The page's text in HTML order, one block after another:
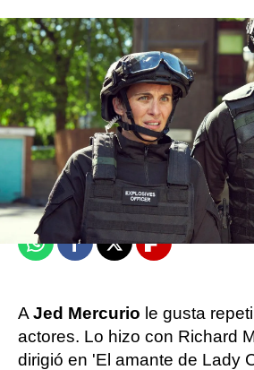
Mariló García
Madrid
Publicado: 13 de junio de
WhatsappFacebook
X Flipboard
A Jed Mercurio le gusta
actores. Lo hizo con Richard
dirigió en 'El amante de Lady